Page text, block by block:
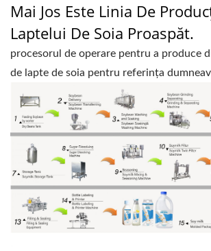
DE LAPTE DE
FABRICATĂ ÎN
UTILAJE PENTRU
DE SOIA,
PENTRU
SOIA, APARAT
DE SOIA,
FĂCUT LAPTE DE
Mai Jos Este Linia De
Laptelui De Soia Proaspăt.
procesorul de operare pentru a produce
de lapte de soia pentru referința